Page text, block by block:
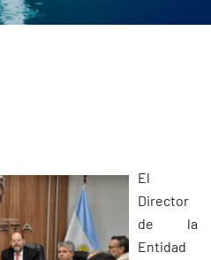
El
Director
de la
Entidad